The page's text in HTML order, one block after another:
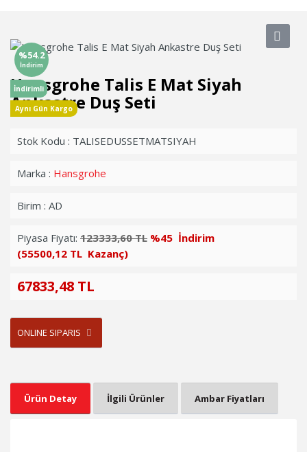
%54.2
İndirim
İndirimli
Aynı Gün Kargo
Hansgrohe Talis E Mat Siyah
Ankastre Duş Seti
Stok Kodu : TALISEDUSSETMATSIYAH
Marka : Hansgrohe
Birim : AD
Piyasa Fiyatı: 123333,60 TL %45 İndirim
(55500,12 TL Kazanç)
67833,48 TL
ONLINE SIPARIS
Ürün Detay İlgili Ürünler Ambar Fiyatları